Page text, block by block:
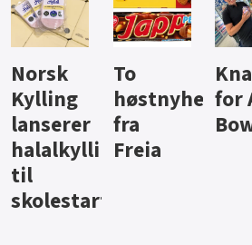
Knalltall
for Açai
Bowl
Aass vil
bli
førstevalg
i lite-
jus